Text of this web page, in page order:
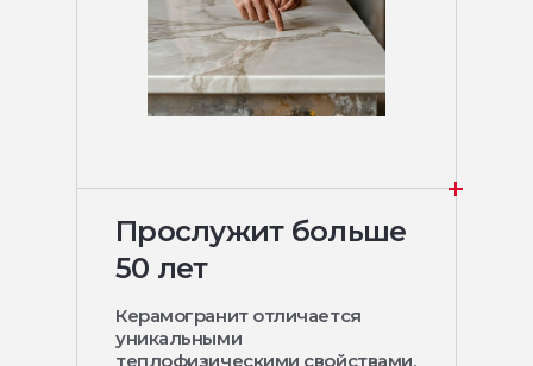
Прослужит больше
50 лет
Керамогранит отличается
уникальными
теплофизическими свойствами,